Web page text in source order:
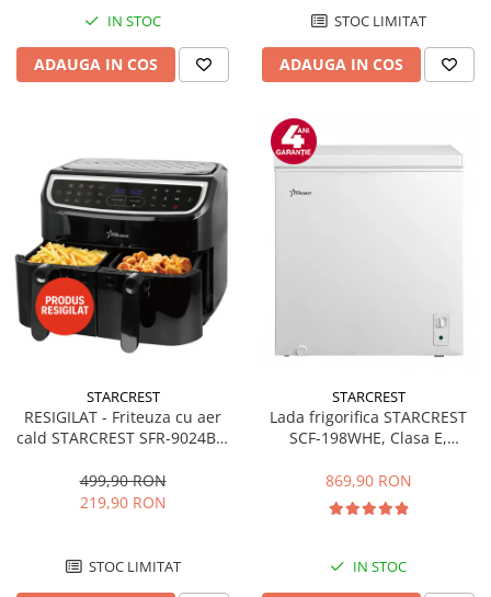
IN STOC
ADAUGA IN COS
STOC LIMITAT
ADAUGA IN COS
STARCREST
RESIGILAT - Friteuza cu aer
cald STARCREST SFR-9024BK,
Termostat 80 - 200 °C, 12
programe, Negru
499,90 RON
219,90 RON
STOC LIMITAT
STARCREST
Lada frigorifica STARCREST
SCF-198WHE, Clasa E,
convertibil - functie frigider,
Termostat reglabil, Alb
869,90 RON
IN STOC